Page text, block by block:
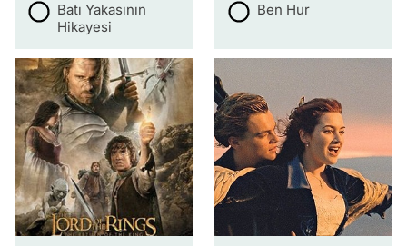
Batı Yakasının
Hikayesi
Ben Hur